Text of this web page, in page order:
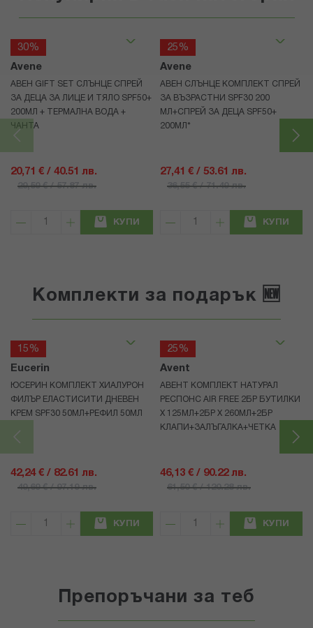
30%
Avene
АВЕН GIFT SET СЛЪНЦЕ СПРЕЙ
ЗА ДЕЦА ЗА ЛИЦЕ И ТЯЛО SPF50+
200МЛ + ТЕРМАЛНА ВОДА +
ЧАНТА
20,71 € / 40.51 лв.
29,59 € / 57.87 лв.
КУПИ
25%
Avene
АВЕН СЛЪНЦЕ КОМПЛЕКТ СПРЕЙ
ЗА ВЪЗРАСТНИ SPF30 200
МЛ+СПРЕЙ ЗА ДЕЦА SPF50+
200МЛ*
27,41 € / 53.61 лв.
36,55 € / 71.49 лв.
КУПИ
Комплекти за подарък 🆕
15%
Eucerin
ЮСЕРИН КОМПЛЕКТ ХИАЛУРОН
ФИЛЪР ЕЛАСТИСИТИ ДНЕВЕН
КРЕМ SPF30 50МЛ+РЕФИЛ 50МЛ
42,24 € / 82.61 лв.
49,69 € / 97.19 лв.
КУПИ
25%
Avent
АВЕНТ КОМПЛЕКТ НАТУРАЛ
РЕСПОНС AIR FREE 2БР БУТИЛКИ
Х 125МЛ+2БР Х 260МЛ+2БР
КЛАПИ+ЗАЛЪГАЛКА+ЧЕТКА
46,13 € / 90.22 лв.
61,50 € / 120.28 лв.
КУПИ
Препоръчани за теб